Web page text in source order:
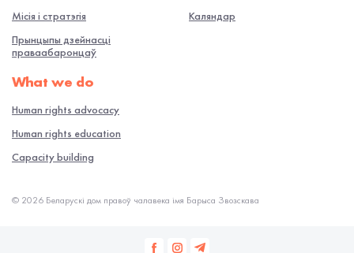
Місія і стратэгія
Прынцыпы дзейнасці
праваабаронцаў
Каляндар
What we do
Human rights advocacy
Human rights education
Capacity building
© 2026 Беларускі дом правоў чалавека імя Барыса Звозскава